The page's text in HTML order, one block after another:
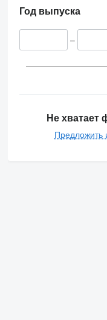
Год выпуска
–
Не хватает
Предложить